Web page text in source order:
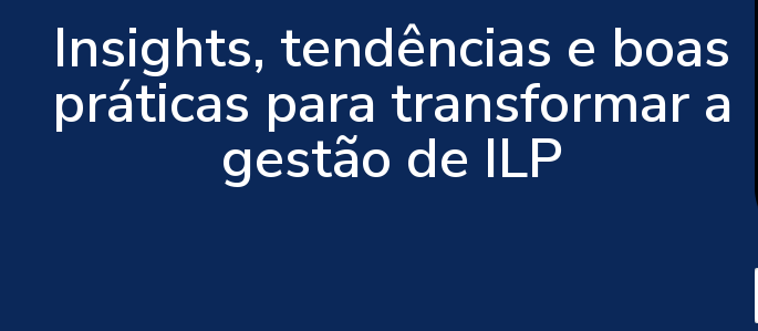
Insights, tendências e boas
práticas para transformar a
gestão de ILP